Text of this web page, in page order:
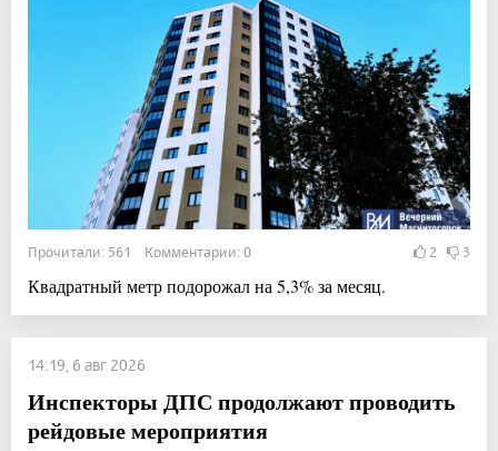
Прочитали: 561 Комментарии: 0 2 3
Квадратный метр подорожал на 5,3% за месяц.
14:19, 6 авг 2026
Инспекторы ДПС продолжают проводить
рейдовые мероприятия